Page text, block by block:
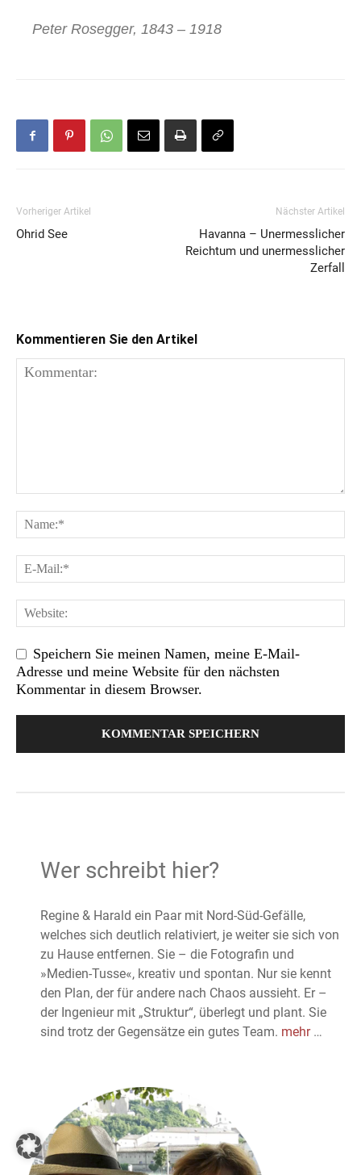
Peter Rosegger, 1843 – 1918
Vorheriger Artikel
Ohrid See
Nächster Artikel
Havanna – Unermesslicher
Reichtum und unermesslicher
Zerfall
Kommentieren Sie den Artikel
Speichern Sie meinen Namen, meine E-Mail-
Adresse und meine Website für den nächsten
Kommentar in diesem Browser.
Wer schreibt hier?
Regine & Harald ein Paar mit Nord-Süd-Gefälle,
welches sich deutlich relativiert, je weiter sie sich von
zu Hause entfernen. Sie – die Fotografin und
»Medien-Tusse«, kreativ und spontan. Nur sie kennt
den Plan, der für andere nach Chaos aussieht. Er –
der Ingenieur mit „Struktur“, überlegt und plant. Sie
sind trotz der Gegensätze ein gutes Team. mehr …